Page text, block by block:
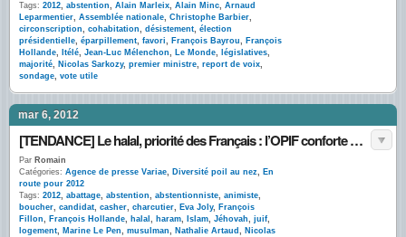
Tags: 2012, abstention, Alain Marleix, Alain Minc, Arnaud
Leparmentier, Assemblée nationale, Christophe Barbier,
circonscription, cohabitation, désistement, élection
présidentielle, éparpillement, favori, François Bayrou, François
Hollande, Itélé, Jean-Luc Mélenchon, Le Monde, législatives,
majorité, Nicolas Sarkozy, premier ministre, report de voix,
sondage, vote utile
mar 6, 2012
[TENDANCE] Le halal, priorité des Français : l’OPIF conforte Sarkozy
Par Romain
Catégories: Agence de presse Variae, Diversité poil au nez, En
route pour 2012
Tags: 2012, abattage, abstention, abstentionniste, animiste,
boucher, candidat, casher, charcutier, Eva Joly, François
Fillon, François Hollande, halal , haram, Islam, Jéhovah, juif,
logement, Marine Le Pen, musulman, Nathalie Artaud , Nicolas